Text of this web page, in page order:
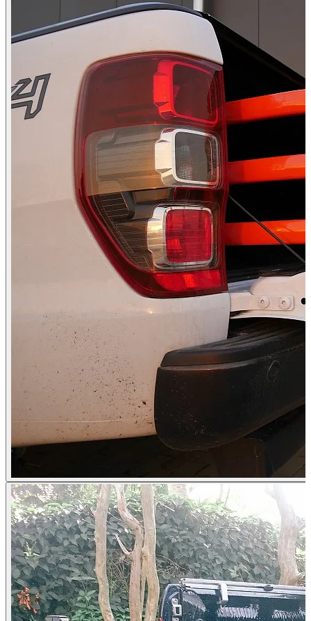
Mitsubishi L200 Baujahr ab 2015+ Club Cab
Mitsubishi L200 Baujahr ab 2006 - 2009 Club Cab
Mitsubishi L200 Baujahr ab 2015+ Doppelkabine
Mitsubishi L200 Baujahr ab 2009 - 2015 Club Cab
Mitsubishi L200 Baujahr ab 2009 - 2015 Doppelkabine
Mitsubishi L200 Baujahr ab 2006 - 2009 Doppelkabine
Mitsubishi L200 Baujahr ab 2019 (Facelift)
Nissan Navara (D40) Baujahr ab 2005 - 2015
Nissan Navara (D40) Baujahr ab 2005 - 2015 King Cab
Nissan Navara (D40) Baujahr ab 2005 - 2015
Nissan Navara (NP300/D23) Baujahr ab 2015+ King Cab
Nissan Navara (NP300/D23) Baujahr ab 2015+
Nissan Navara (NP300/D23) Baujahr ab 2015+
Renault Alaskan Baujahr ab 2016+ Doppelkabine
Toyota Hilux Baujahr ab 2016+ Single Cab
Toyota Hilux Baujahr ab 2021+ Extra Cab
Toyota Hilux Baujahr ab 2016+ Extra Cab
Toyota Hilux Baujahr ab 2006+ Single Cab
Toyota Hilux Baujahr ab 2006+ Extra Cab
Toyota Hilux Baujahr ab 2006+ Double Cab
Toyota Hilux Baujahr ab 2016+ Double Cab
Volkswagen Amarok Baujahr ab 2010 Doppelkabine
Volkswagen Amarok Baujahr ab 2010 Einzelkabine
Volkswagen Amarok Baujahr ab 2016+ (V6)
Volkswagen Amarok Baujahr ab 2010 Doppelkabine XL
Kategorien
Pick-up accessories
Storage & load securing systems